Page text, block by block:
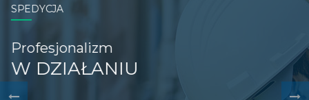
SPEDYCJA
Profesjonalizm
W DZIAŁANIU